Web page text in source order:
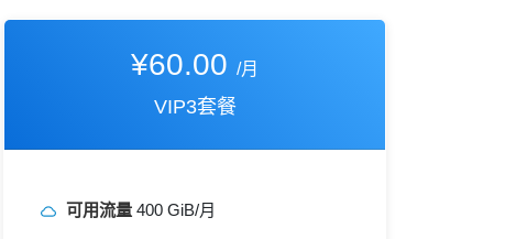
¥60.00 /月
VIP3套餐
可用流量 400 GiB/月